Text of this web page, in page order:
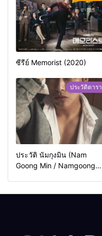
ซีรีย์ Memorist (2020)
ประวัติดารา
ประวัติ นัมกุงมิน (Nam
Goong Min / Namgoong